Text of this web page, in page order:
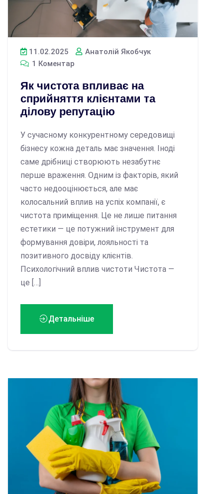
11.02.2025
Анатолій Якобчук
1 Коментар
Як чистота впливає на
сприйняття клієнтами та
ділову репутацію
У сучасному конкурентному середовищі
бізнесу кожна деталь має значення. Іноді
саме дрібниці створюють незабутнє
перше враження. Одним із факторів, який
часто недооцінюється, але має
колосальний вплив на успіх компанії, є
чистота приміщення. Це не лише питання
естетики — це потужний інструмент для
формування довіри, лояльності та
позитивного досвіду клієнтів.
Психологічний вплив чистоти Чистота —
це […]
Детальніше